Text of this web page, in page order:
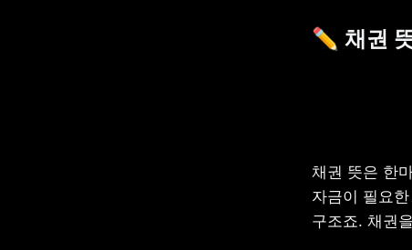
✏️ 채권
채권 뜻은 한
자금이 필요
구조죠. 채권